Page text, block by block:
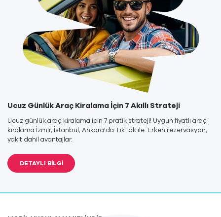
Ucuz Günlük Araç Kiralama İçin 7 Akıllı Strateji
Ucuz günlük araç kiralama için 7 pratik strateji! Uygun fiyatlı araç
kiralama İzmir, İstanbul, Ankara'da TikTak ile. Erken rezervasyon,
yakıt dahil avantajlar.
DETAYLI BİLGİ